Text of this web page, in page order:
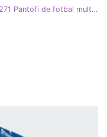
Adidas Predator League JB FT FG JR JS4271 Pantofi de fotbal multicolor